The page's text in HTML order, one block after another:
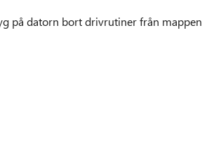
på datorn bort drivrutiner från mappen